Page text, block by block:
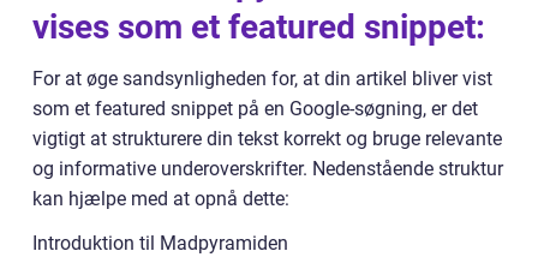
vises som et featured snippet:
For at øge sandsynligheden for, at din artikel bliver vist
som et featured snippet på en Google-søgning, er det
vigtigt at strukturere din tekst korrekt og bruge relevante
og informative underoverskrifter. Nedenstående struktur
kan hjælpe med at opnå dette:
Introduktion til Madpyramiden